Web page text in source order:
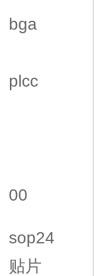
bga
plcc
00
sop24
贴片